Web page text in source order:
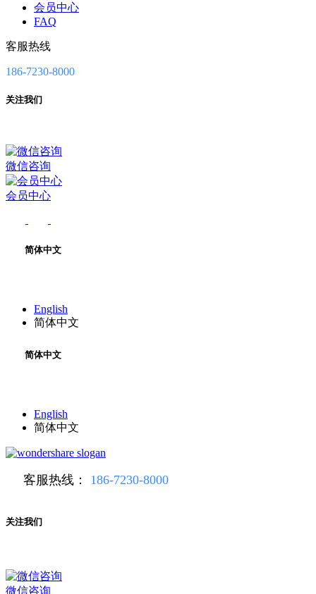
会员中心
FAQ
客服热线
186-7230-8000
关注我们
微信咨询
会员中心
简体中文
English
简体中文
简体中文
English
简体中文
客服热线： 186-7230-8000
关注我们
微信咨询